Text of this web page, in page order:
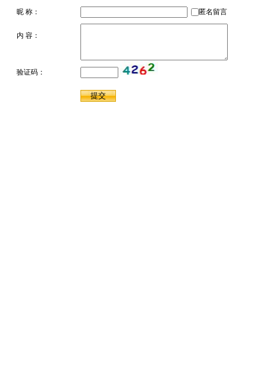
昵 称： 匿名留言
内 容：
验证码：